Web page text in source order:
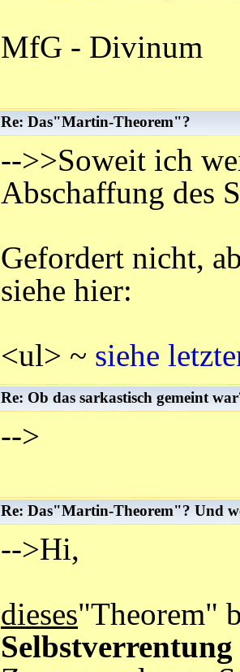
MfG - Divinum
Re: Das"Martin-Theorem"?
-->>Soweit ich
Abschaffung des
Gefordert nicht,
siehe hier:
<ul> ~ siehe
Re: Ob das sarkastisch gemeint
-->
Re: Das"Martin-Theorem"? Und
-->Hi,
dieses"Theorem"
Selbstverrentung